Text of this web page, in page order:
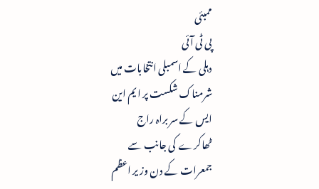
ممبئی
پی ٹی آئی
دہلی کے اسمبلی انتخابات میں
شرمناک شکست پر ایم این
ایس کے سربراہ راج
ٹھاکرے کی جانب سے
جمعرات کے دن وزیر اعظم